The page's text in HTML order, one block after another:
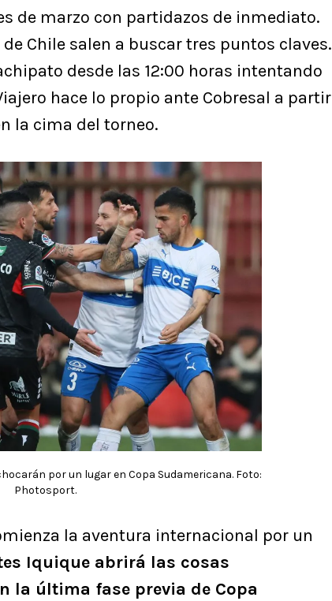
de marzo con partidazos de inmediato.
Chile salen a buscar tres puntos claves.
desde las 12:00 horas intentando
hace lo propio ante Cobresal a partir
la cima del torneo.
por un lugar en Copa Sudamericana. Foto:
Photosport.
la aventura internacional por un
Iquique abrirá las cosas
la última fase previa de Copa